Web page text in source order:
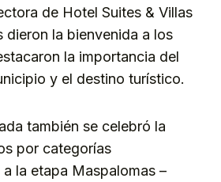
de Hotel Suites & Villas
dieron la bienvenida a los
la importancia del
y el destino turístico.
también se celebró la
por categorías
la etapa Maspalomas –